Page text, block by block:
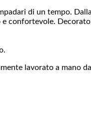
di un tempo.
confortevole.
lavorato a mano